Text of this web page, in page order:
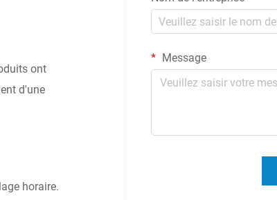
ont
d'une
horaire.
Message